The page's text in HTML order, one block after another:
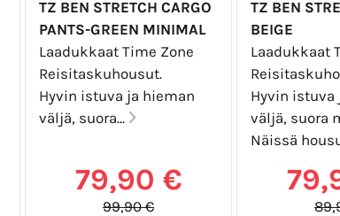
TZ BEN STRETCH CARGO
PANTS-GREEN MINIMAL
Laadukkaat Time Zone
Reisitaskuhousut.
Hyvin istuva ja hieman
väljä, suora...
79,90 €
99,90 €
TZ BEN
BEIGE
Laadukkaat
Hyvin istuva
väljä, suora
Näissä